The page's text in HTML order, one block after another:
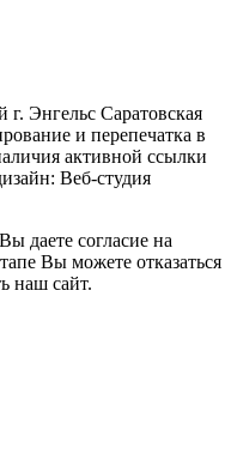
Энгельс Саратовская
и перепечатка в
активной ссылки
Веб-студия
даете согласие на
Вы можете отказаться
наш сайт.